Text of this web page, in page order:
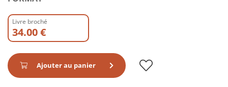
Livre broché
34.00 €
Ajouter au panier